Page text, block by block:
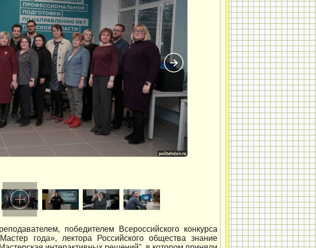
победителем Всероссийского конкурса
года», лектора Российского общества знание